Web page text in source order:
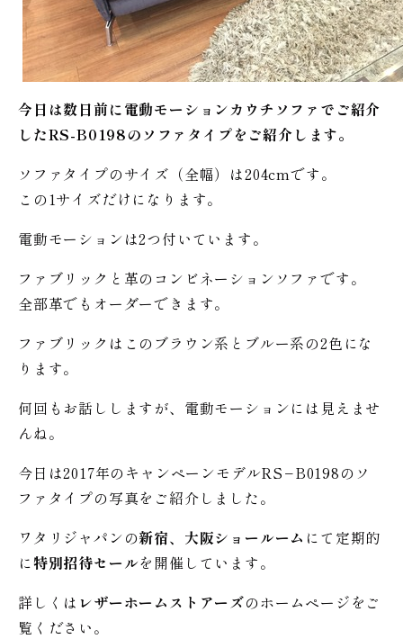
今日は数日前に電動モーションカウチソファでご紹介
したRS-B0198のソファタイプをご紹介します。
ソファタイプのサイズ（全幅）は204cmです。
この1サイズだけになります。
電動モーションは2つ付いています。
ファブリックと革のコンビネーションソファです。
全部革でもオーダーできます。
ファブリックはこのブラウン系とブルー系の2色にな
ります。
何回もお話ししますが、電動モーションには見えませ
んね。
今日は2017年のキャンペーンモデルRS−B0198のソ
ファタイプの写真をご紹介しました。
ワタリジャパンの新宿、大阪ショールーム にて定期的
に特別招待セールを開催しています。
詳しくは レザーホームストアーズのホームページをご
覧ください。